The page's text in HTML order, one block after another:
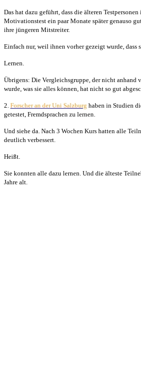
Das hat dazu geführt, dass die älteren
Motivationstest ein paar Monate später genauso
ihre jüngeren Mitstreiter.
Einfach nur, weil ihnen vorher gezeigt wurde, dass
Lernen.
Übrigens: Die Vergleichsgruppe, der nicht anhand
wurde, was sie alles können, hat nicht so gut
2. Forscher an der Uni Salzburg haben in Studien
getestet, Fremdsprachen zu lernen.
Und siehe da. Nach 3 Wochen Kurs hatten alle
deutlich verbessert.
Heißt.
Sie konnten alle dazu lernen. Und die älteste
Jahre alt.